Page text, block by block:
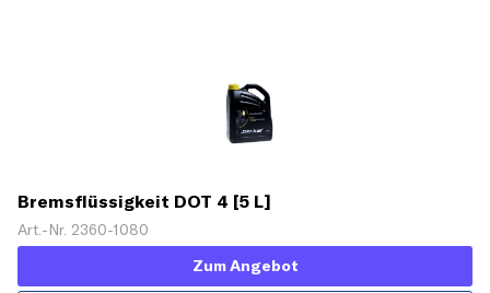
Bremsflüssigkeit DOT 4 [5 L]
Art.-Nr. 2360-1080
Zum Angebot